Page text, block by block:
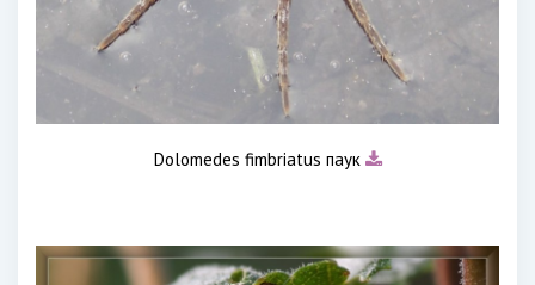
Dolomedes fimbriatus паук